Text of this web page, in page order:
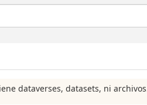
dataverses, datasets, ni